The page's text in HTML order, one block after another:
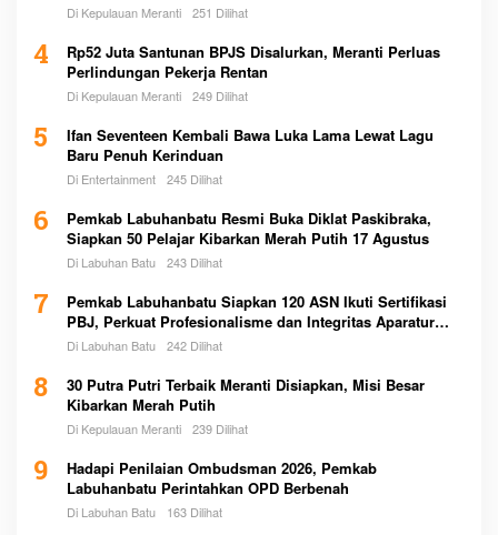
Di Kepulauan Meranti 251 Dilihat
4
Rp52 Juta Santunan BPJS Disalurkan, Meranti Perluas
Perlindungan Pekerja Rentan
Di Kepulauan Meranti 249 Dilihat
5
Ifan Seventeen Kembali Bawa Luka Lama Lewat Lagu
Baru Penuh Kerinduan
Di Entertainment 245 Dilihat
6
Pemkab Labuhanbatu Resmi Buka Diklat Paskibraka,
Siapkan 50 Pelajar Kibarkan Merah Putih 17 Agustus
Di Labuhan Batu 243 Dilihat
7
Pemkab Labuhanbatu Siapkan 120 ASN Ikuti Sertifikasi
PBJ, Perkuat Profesionalisme dan Integritas Aparatur
Pemerintah
Di Labuhan Batu 242 Dilihat
8
30 Putra Putri Terbaik Meranti Disiapkan, Misi Besar
Kibarkan Merah Putih
Di Kepulauan Meranti 239 Dilihat
9
Hadapi Penilaian Ombudsman 2026, Pemkab
Labuhanbatu Perintahkan OPD Berbenah
Di Labuhan Batu 163 Dilihat